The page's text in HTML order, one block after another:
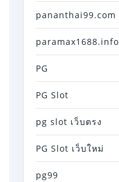
pananthai99.com
paramax1688.info
PG
PG Slot
pg slot เว็บตรง
PG Slot เว็บใหม่
pg99